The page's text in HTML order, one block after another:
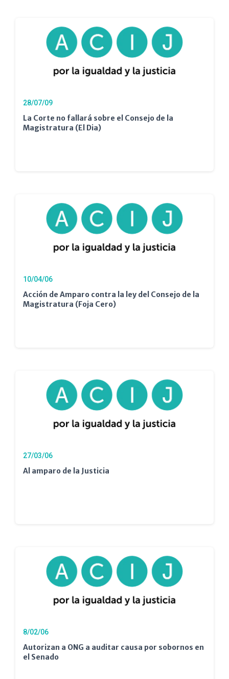
28/07/09
La Corte no fallará sobre el Consejo de la
Magistratura (El Dia)
10/04/06
Acción de Amparo contra la ley del Consejo de la
Magistratura (Foja Cero)
27/03/06
Al amparo de la Justicia
8/02/06
Autorizan a ONG a auditar causa por sobornos en
el Senado